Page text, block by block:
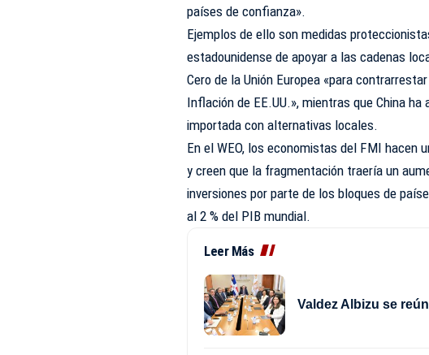
países de confianza».
Ejemplos de ello son medidas
estadounidense de apoyar a las cadenas
Cero de la Unión Europea «para
Inflación de EE.UU.», mientras que China
importada con alternativas locales.
En el WEO, los economistas del FMI hacen
y creen que la fragmentación traería un
inversiones por parte de los bloques de
al 2 % del PIB mundial.
Leer Más
Valdez Albizu se